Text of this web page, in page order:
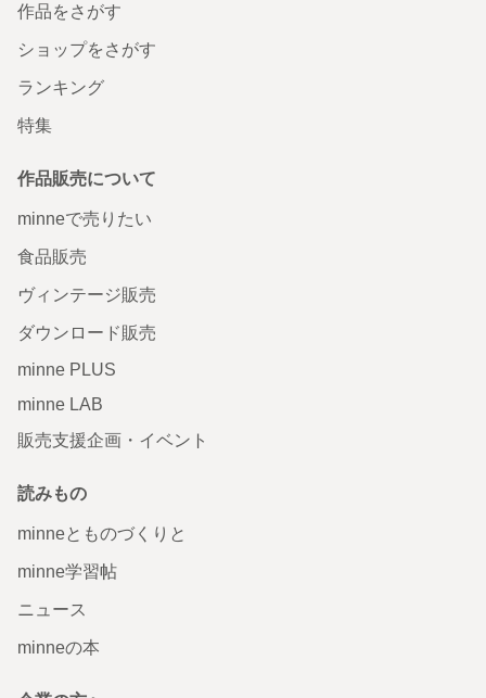
作品をさがす
ショップをさがす
ランキング
特集
作品販売について
minneで売りたい
食品販売
ヴィンテージ販売
ダウンロード販売
minne PLUS
minne LAB
販売支援企画・イベント
読みもの
minneとものづくりと
minne学習帖
ニュース
minneの本